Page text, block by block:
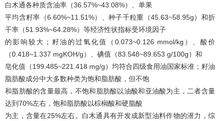
白木通各种质含油率（36.57%~43.08%）、单果
平均含籽率（6.60%~11.51%）、种子千粒重（45.63~58.95g）和折
干率（51.93%~64.28%）等经济性状指标受环境因子
的影响较大；籽油的过氧化值（0.073~0.126 mmol/kg）、酸价
（0.418~1.337 mgKOH/g）、碘值（83.548~89.653 g/100g）和
皂化值（199.485~221.418 mg/g）均符合四级食用油国家标准；籽油
脂肪酸成分中大多数种类为饱和脂肪酸，但不饱
和脂肪酸的含量最高，不饱和脂肪酸以油酸和亚油酸为主，二者含量
达到70%左右，饱和脂肪酸以棕榈酸和硬脂酸
为主，含量在25%左右。白木通具有开发成新型油料作物的潜力，综